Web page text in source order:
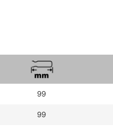
99
99